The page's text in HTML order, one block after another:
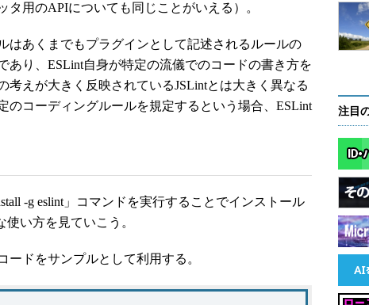
タ用のAPIについても同じことがいえる）。
あくまでもプラグインとして記述されるルールの
あり、ESLint自身が特定の流儀でのコードの書き方を
考えが大きく反映されているJSLintとは大きく異なる
のコーディングルールを規定するという場合、ESLint
-g eslint」コマンドを実行することでインストール
い方を見ていこう。
ドをサンプルとして利用する。
注目